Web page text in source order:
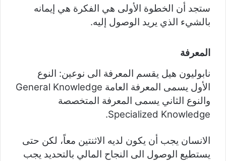
ستجد أن الخطوة الأولى هي الفكرة هي إيمانه
بالشيء الذي يريد الوصول إليه.
المعرفة
نابوليون هيل يقسم المعرفة الى نوعين: النوع
الأول يسمى المعرفة العامة General Knowledge
والنوع الثاني يسمى المعرفة المتخصصة
Specialized Knowledge.
الانسان يجب أن يكون لديه الاثنتين معاً، لكن حتى
يستطيع الوصول الى النجاح المالي بالتحديد يجب